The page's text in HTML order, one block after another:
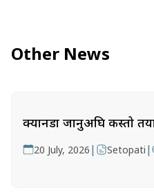
Other News
क्यानडा जानुअघि कस्तो
20 July, 2026 | Setopati |